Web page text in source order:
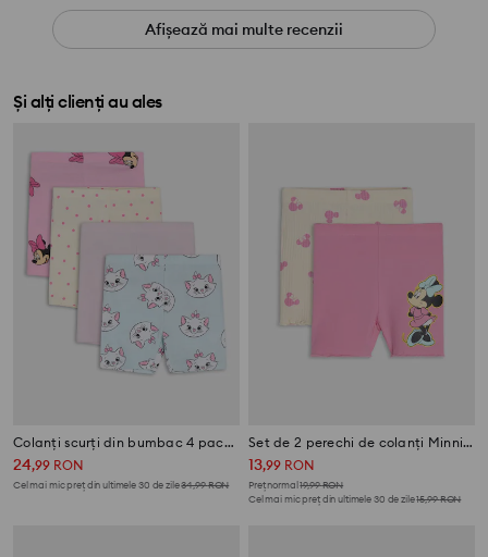
Afișează mai multe recenzii
Și alți clienți au ales
Colanți scurți din bumbac 4 pack Disney
24,99 RON
Cel mai mic preț din ultimele 30 de zile34,99RON
Set de 2 perechi de colanți Minnie Mouse
13,99 RON
Preț normal19,99RON
Cel mai mic preț din ultimele 30 de zile15,99RON